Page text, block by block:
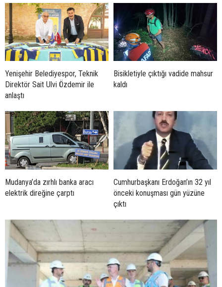
Yenişehir Belediyespor, Teknik
Direktör Sait Ulvi Özdemir ile
anlaştı
Bisikletiyle çıktığı vadide mahsur
kaldı
Mudanya’da zırhlı banka aracı
elektrik direğine çarptı
Cumhurbaşkanı Erdoğan’ın 32 yıl
önceki konuşması gün yüzüne
çıktı